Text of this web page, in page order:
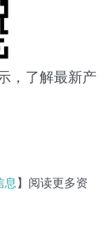
，了解最新产
息】阅读更多资